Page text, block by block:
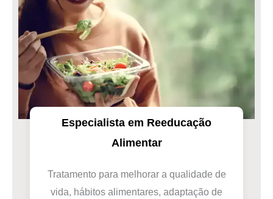
Especialista em Reeducação
Alimentar
Tratamento para melhorar a qualidade de
vida, hábitos alimentares, adaptação de